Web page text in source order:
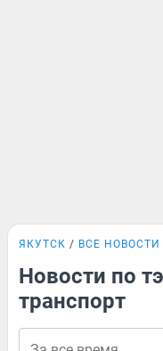
ЯКУТСК ВСЕ НОВОСТИ
Новости по
транспорт